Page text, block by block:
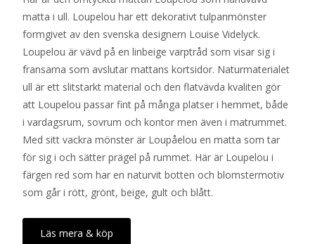
matta i ull. Loupelou har ett dekorativt tulpanmönster
formgivet av den svenska designern Louise Videlyck.
Loupelou är vävd på en linbeige varptråd som visar sig i
fransarna som avslutar mattans kortsidor. Naturmaterialet
ull är ett slitstarkt material och den flatvävda kvaliten gör
att Loupelou passar fint på många platser i hemmet, både
i vardagsrum, sovrum och kontor men även i matrummet.
Med sitt vackra mönster är Loupåelou en matta som tar
för sig i och sätter prägel på rummet. Här är Loupelou i
färgen red som har en naturvit botten och blomstermotiv
som går i rött, grönt, beige, gult och blått.
Läs mera & köp